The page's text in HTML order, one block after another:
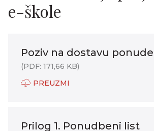
e-škole
Poziv na dostavu ponude
(PDF: 171,66 KB)
PREUZMI
Prilog 1. Ponudbeni list